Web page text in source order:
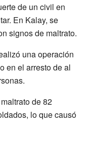
de un civil en
En Kalay, se
signos de maltrato.
una operación
en el arresto de al
de 82
lo que causó